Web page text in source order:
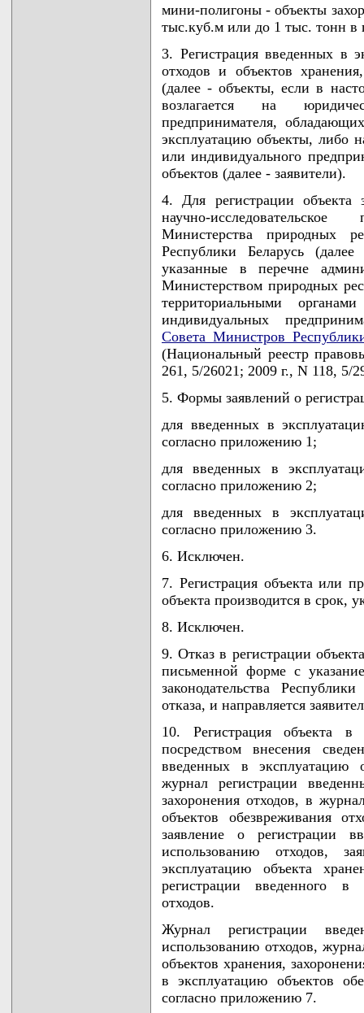
мини-полигоны - объекты
тыс.куб.м или до 1 тыс. тонн в
3. Регистрация введенных в
отходов и объектов
(далее - объекты, если в
возлагается на
предпринимателя,
эксплуатацию объекты, либо
или индивидуального
объектов (далее - заявители).
4. Для регистрации объекта
научно-
Министерства природных
Республики Беларусь
указанные в перечне
Министерством природных
территориальными
индивидуальных
Совета Министров
(Национальный реестр
261, 5/26021; 2009 г., N 118, 5/
5. Формы заявлений о
для введенных в
согласно приложению 1;
для введенных в
согласно приложению 2;
для введенных в
согласно приложению 3.
6. Исключен.
7. Регистрация объекта или
объекта производится в срок,
8. Исключен.
9. Отказ в регистрации
письменной форме с
законодательства
отказа, и направляется
10. Регистрация объекта в
посредством внесения
введенных в эксплуатацию
журнал регистрации
захоронения отходов, в
объектов обезвреживания
заявление о регистрации
использованию отходов,
эксплуатацию объекта
регистрации введенного в
отходов.
Журнал регистрации
использованию отходов,
объектов хранения,
в эксплуатацию объектов
согласно приложению 7.